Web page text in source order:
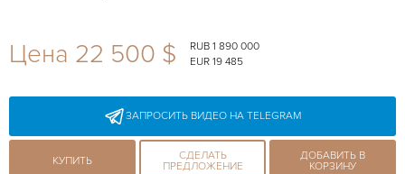
27-44
27-44
Цена 22 500 $
RUB 1 890 000
EUR 19 485
ЗАПРОСИТЬ ВИДЕО НА TELEGRAM
КУПИТЬ
СДЕЛАТЬ
ПРЕДЛОЖЕНИЕ
ДОБАВИТЬ В
КОРЗИНУ